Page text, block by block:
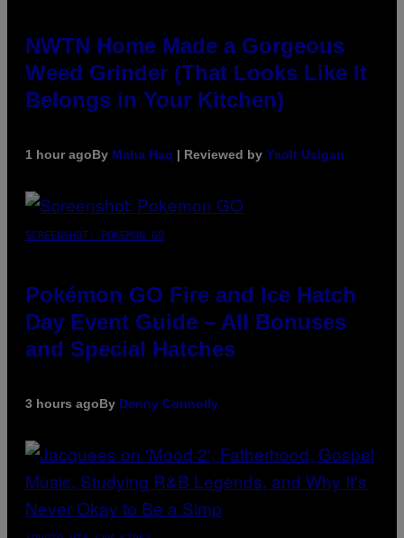
NWTN Home Made a Gorgeous
Weed Grinder (That Looks Like It
Belongs in Your Kitchen)
1 hour agoBy Maha Haq | Reviewed by Ysolt Usigan
SCREENSHOT: POKEMON GO
Pokémon GO Fire and Ice Hatch
Day Event Guide – All Bonuses
and Special Hatches
3 hours agoBy Denny Connolly